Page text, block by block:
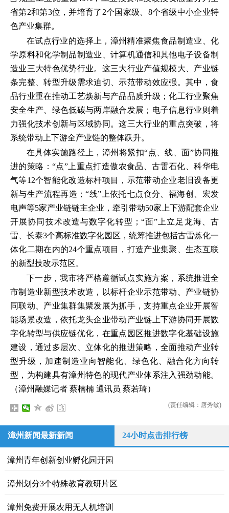
省第2和第3位，并培育了2个国家级、8个省级中小企业特
色产业集群。
在试点行业的选择上，漳州精准聚焦食品制造业、化
学原料和化学制品制造业、计算机通信和其他电子设备制
造业三大特色优势行业。这三大行业产值规模大、产业链
条完整、转型升级需求迫切、示范带动效应强。其中，食
品行业重在推动工艺焕新与产品品质升级；化工行业聚焦
安全生产、绿色低碳与两岸融合发展；电子信息行业则着
力强化技术创新与区域协同。这三大行业的重点突破，将
系统带动上下游全产业链的整体跃升。
在具体实施路径上，漳州将紧扣“点、线、面”协同推
进的策略：“点”上重点打造傲农食品、古雷石化、科华电
气等12个智能化改造标杆项目，示范带动企业老旧设备更
新与生产流程再造；“线”上依托七点食分、福海创、宏发
电声等5家产业链链主企业，牵引带动50家上下游配套企业
开展协同技术改造与数字化转型；“面”上立足龙海、古
雷、长泰3个高标准数字化园区，统筹推进包括古雷炼化一
体化二期在内的24个重点项目，打造产业集聚、生态互联
的新型技改示范区。
下一步，我市将严格遵循试点实施方案，系统推进全
市制造业新型技术改造，以标杆企业示范带动、产业链协
同联动、产业集群集聚发展为抓手，支持重点企业开展智
能场景改造，依托龙头企业带动产业链上下游协同开展数
字化转型与供应链优化，在重点园区推进数字化基础设施
建设，通过多层次、立体化的推进策略，全面推动产业转
型升级，加速制造业向智能化、绿色化、融合化方向转
型，为构建具有漳州特色的现代产业体系注入强劲动能。
（漳州融媒记者 蔡楠楠 通讯员 蔡若琦）
(责任编辑：唐秀敏)
漳州新闻最新新闻 24小时点击排行榜
漳州青年创新创业孵化园开园
漳州划分3个特殊教育教研片区
漳州免费开展农用无人机培训